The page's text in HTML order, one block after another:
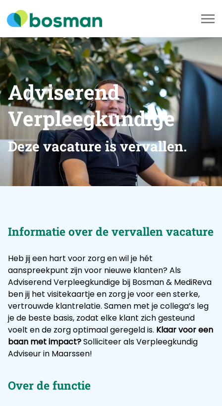
Adviserend
Verpleegkundige
Deze vacature is vervallen.
Informatie over de vervallen vacature
Heb jij een hart voor zorg en wil je hét
aanspreekpunt zijn voor nieuwe klanten? Als
Adviserend Verpleegkundige bij Bosman & MediReva
ben jij het visitekaartje en zorg je voor een sterke,
vertrouwde klantrelatie. Samen met je collega’s leg
je de beste basis, zodat elke klant zich gesteund
voelt en de zorg optimaal geregeld is. Klaar voor een
baan met impact?Solliciteer als Verpleegkundig
Adviseur in Maarssen!
Over de functie